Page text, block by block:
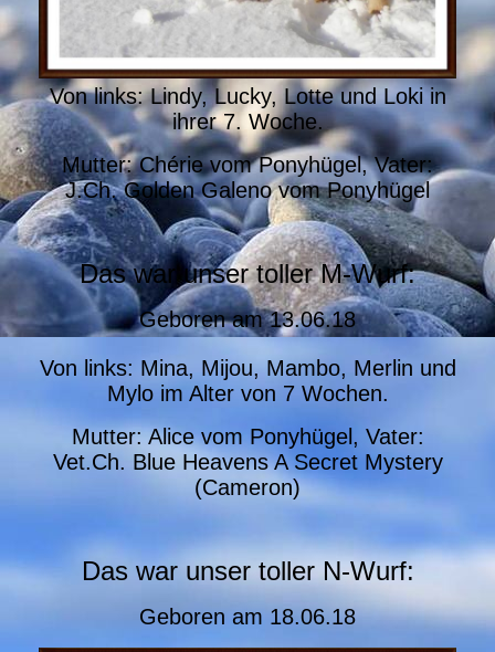
Von links: Lindy, Lucky, Lotte und Loki in
ihrer 7. Woche.
Mutter: Chérie vom Ponyhügel, Vater:
J.Ch. Golden Galeno vom Ponyhügel
Das war unser toller M-Wurf:
Geboren am13.06.18
Von links: Mina, Mijou, Mambo, Merlin und
Mylo im Alter von 7 Wochen.
Mutter: Alice vom Ponyhügel, Vater:
Vet.Ch. Blue Heavens A Secret Mystery
(Cameron)
Das war unser toller N-Wurf:
Geboren am 18.06.18